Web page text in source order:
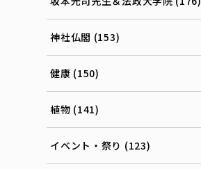
神社仏閣 (153)
健康 (150)
植物 (141)
イベント・祭り (123)